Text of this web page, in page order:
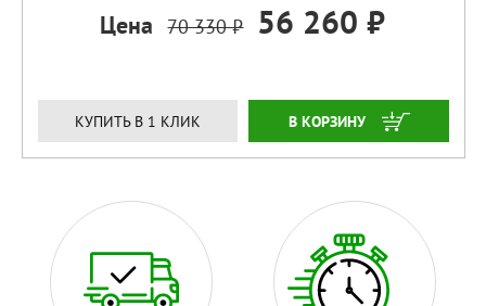
Цена 70 330 ₽ 56 260 ₽
КУПИТЬ В 1 КЛИК ЗАКАЗАТЬ